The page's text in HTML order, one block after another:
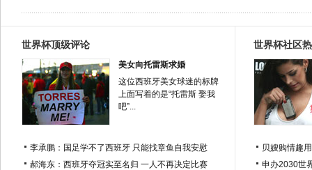
世界杯顶级评论
美女向托雷斯求婚
这位西班牙美女球迷的标牌
上面写着的是“托雷斯 娶我
吧”...
李承鹏：国足学不了西班牙 只能找章鱼自我安慰
郝海东：西班牙夺冠实至名归 一人不再决定比赛
世界杯社区
贝嫂购情趣
申办2030世